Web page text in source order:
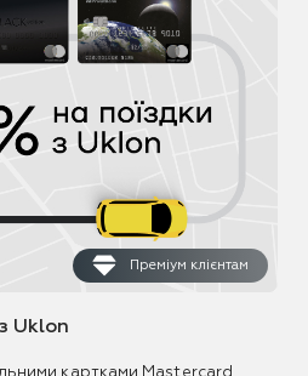
Преміум клієнтам
Uklon